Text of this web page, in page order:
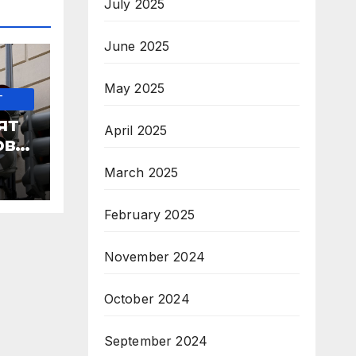
July 2025
June 2025
May 2025
April 2025
March 2025
February 2025
November 2024
October 2024
September 2024